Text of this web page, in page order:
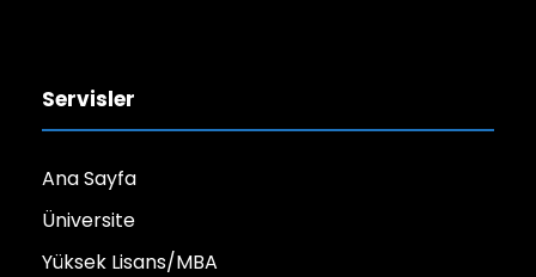
Servisler
Ana Sayfa
Üniversite
Yüksek Lisans/MBA